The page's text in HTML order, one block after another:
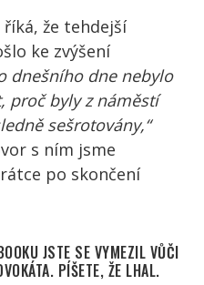
říká, že tehdejší
ke zvýšení
dnešního dne nebylo
proč byly z náměstí
sešrotovány,“
s ním jsme
po skončení
JSTE SE VYMEZIL VŮČI
PÍŠETE, ŽE LHAL.